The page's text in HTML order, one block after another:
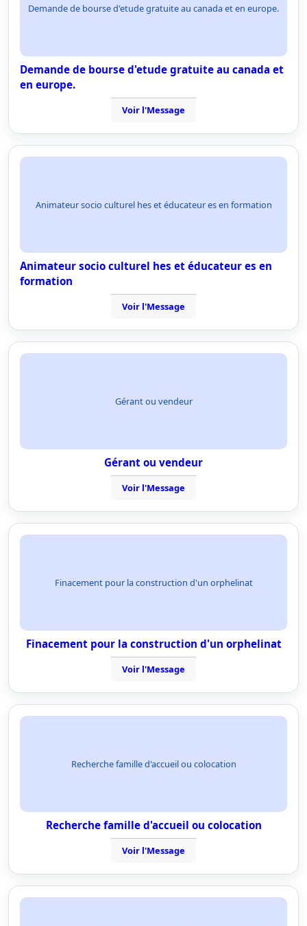
Demande de bourse d'etude gratuite au canada et en europe.
Demande de bourse d'etude gratuite au canada et
en europe.
Voir l'Message
Animateur socio culturel hes et éducateur es en formation
Animateur socio culturel hes et éducateur es en
formation
Voir l'Message
Gérant ou vendeur
Gérant ou vendeur
Voir l'Message
Finacement pour la construction d'un orphelinat
Finacement pour la construction d'un orphelinat
Voir l'Message
Recherche famille d'accueil ou colocation
Recherche famille d'accueil ou colocation
Voir l'Message